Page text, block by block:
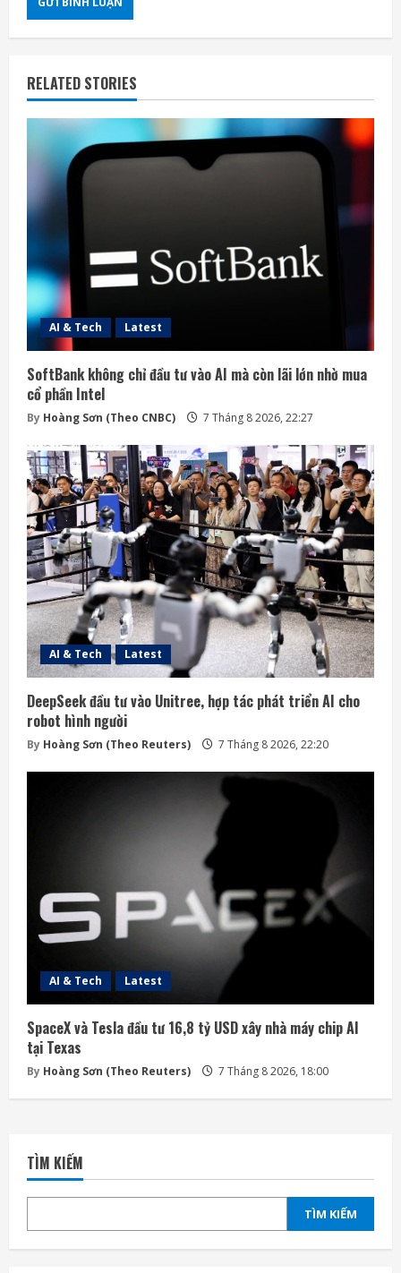
RELATED STORIES
AI & Tech Latest
SoftBank không chỉ đầu tư vào AI mà còn lãi lớn nhờ mua
cổ phần Intel
By Hoàng Sơn (Theo CNBC) 7 Tháng 8 2026, 22:27
AI & Tech Latest
DeepSeek đầu tư vào Unitree, hợp tác phát triển AI cho
robot hình người
By Hoàng Sơn (Theo Reuters) 7 Tháng 8 2026, 22:20
AI & Tech Latest
SpaceX và Tesla đầu tư 16,8 tỷ USD xây nhà máy chip AI
tại Texas
By Hoàng Sơn (Theo Reuters) 7 Tháng 8 2026, 18:00
TÌM KIẾM
TÌM KIẾM